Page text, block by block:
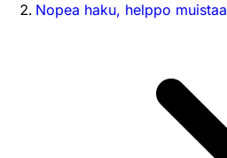
Nopea haku, helppo muistaa